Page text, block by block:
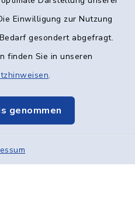
Einwilligung zur Nutzung
gesondert abgefragt.
finden Sie in unseren
.
genommen